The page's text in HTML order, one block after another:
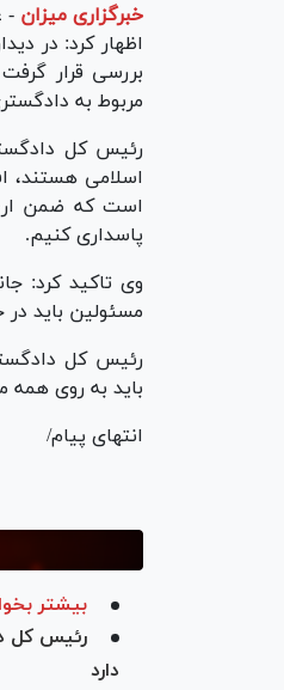
خبرگزاری میزان -
اظهار کرد: در
بررسی قرار
مربوط به
رئیس کل
اسلامی هستند،
است که ضمن ارج
پاسداری کنیم.
وی تاکید کرد:
مسئولین باید در
رئیس کل
باید به روی همه
انتهای پیام/
بیشتر
رئیس کل
دارد